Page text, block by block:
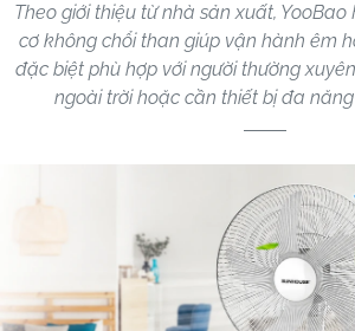
Theo giới thiệu từ nhà sản xuất, YooBao
cơ không chổi than giúp vận hành êm
đặc biệt phù hợp với người thường
ngoài trời hoặc cần thiết bị đa